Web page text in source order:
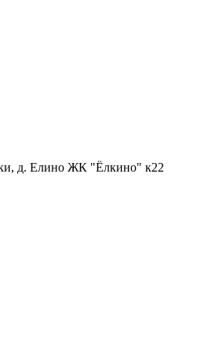
д. Елино ЖК "Ёлкино" к22